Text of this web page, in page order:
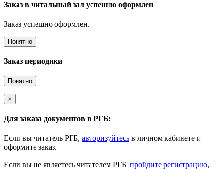
Заказ в читальный зал успешно оформлен
Заказ успешно оформлен.
Понятно
Заказ периодики
Понятно
×
Для заказа документов в РГБ:
Если вы читатель РГБ, авторизуйтесь в личном кабинете и
оформите заказ.
Если вы не являетесь читателем РГБ, пройдите регистрацию,